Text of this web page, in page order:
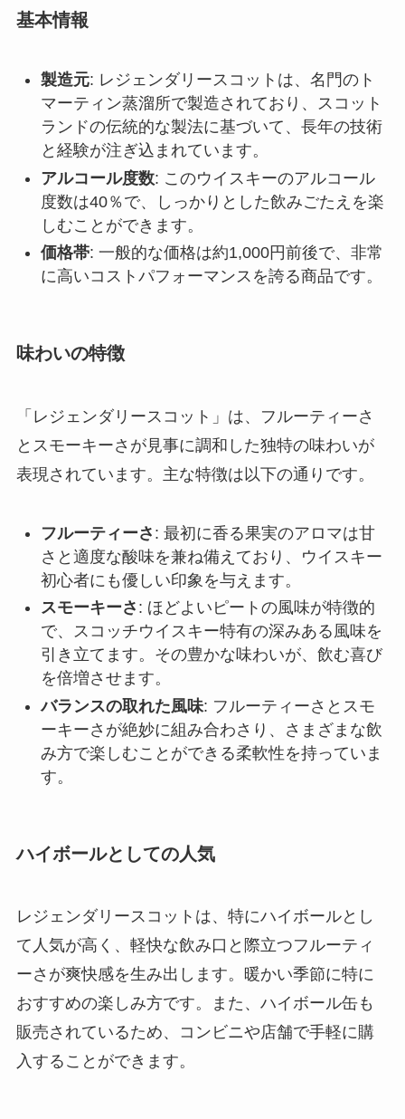
基本情報
製造元: レジェンダリースコットは、名門のト
マーティン蒸溜所で製造されており、スコット
ランドの伝統的な製法に基づいて、長年の技術
と経験が注ぎ込まれています。
アルコール度数: このウイスキーのアルコール
度数は40％で、しっかりとした飲みごたえを楽
しむことができます。
価格帯: 一般的な価格は約1,000円前後で、非常
に高いコストパフォーマンスを誇る商品です。
味わいの特徴
「レジェンダリースコット」は、フルーティーさ
とスモーキーさが見事に調和した独特の味わいが
表現されています。主な特徴は以下の通りです。
フルーティーさ : 最初に香る果実のアロマは甘
さと適度な酸味を兼ね備えており、ウイスキー
初心者にも優しい印象を与えます。
スモーキーさ : ほどよいピートの風味が特徴的
で、スコッチウイスキー特有の深みある風味を
引き立てます。その豊かな味わいが、飲む喜び
を倍増させます。
バランスの取れた風味: フルーティーさとスモ
ーキーさが絶妙に組み合わさり、さまざまな飲
み方で楽しむことができる柔軟性を持っていま
す。
ハイボールとしての人気
レジェンダリースコットは、特にハイボールとし
て人気が高く、軽快な飲み口と際立つフルーティ
ーさが爽快感を生み出します。暖かい季節に特に
おすすめの楽しみ方です。また、ハイボール缶も
販売されているため、コンビニや店舗で手軽に購
入することができます。